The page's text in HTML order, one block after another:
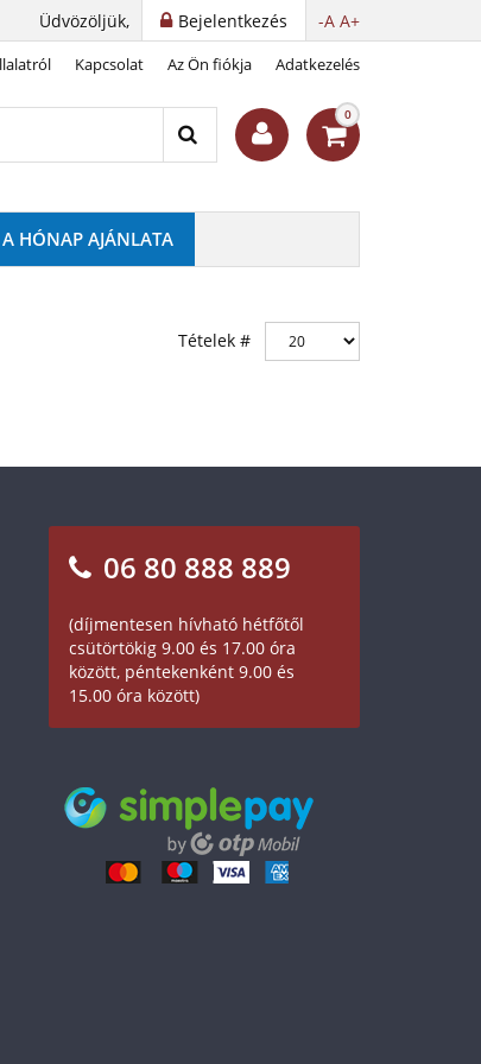
-A A+
Bejelentkezés
Üdvözöljük,
Kapcsolat Az Ön fiókja Adatkezelés
0
A HÓNAP AJÁNLATA
Tételek #
06 80 888 889
(díjmentesen hívható hétfőtől
csütörtökig 9.00 és 17.00 óra
között, péntekenként 9.00 és
15.00 óra között)